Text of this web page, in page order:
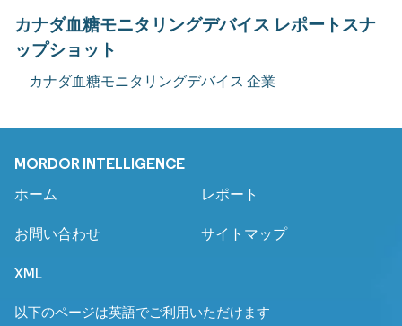
カナダ血糖モニタリングデバイス レポートスナ
ップショット
カナダ血糖モニタリングデバイス 企業
MORDOR INTELLIGENCE
ホーム レポート
お問い合わせ サイトマップ
XML
以下のページは英語でご利用いただけます